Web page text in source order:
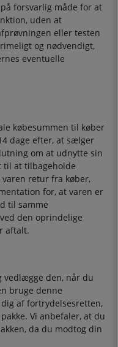
forsvarlig måde for at
uden at
eller testen
og nødvendigt,
eventuelle
købesummen til køber
dage efter, at sælger
om at udnytte sin
til at tilbageholde
retur fra køber,
for, at varen er
til samme
den oprindelige
aftalt.
vedlægge den, når du
bruge denne
af fortrydelsesretten,
Vi anbefaler, at du
da du modtog din